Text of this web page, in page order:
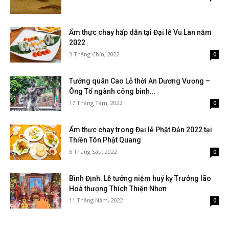
Ẩm thực chay hấp dẫn tại Đại lễ Vu Lan năm
2022
3 Tháng Chín, 2022 0
Tướng quân Cao Lỗ thời An Dương Vương –
Ông Tổ ngành công binh...
17 Tháng Tám, 2022 0
Ẩm thực chay trong Đại lễ Phật Đản 2022 tại
Thiền Tôn Phật Quang
6 Tháng Sáu, 2022 0
Bình Định: Lễ tưởng niệm huý kỵ Trưởng lão
Hoà thượng Thích Thiện Nhơn
11 Tháng Năm, 2022 0